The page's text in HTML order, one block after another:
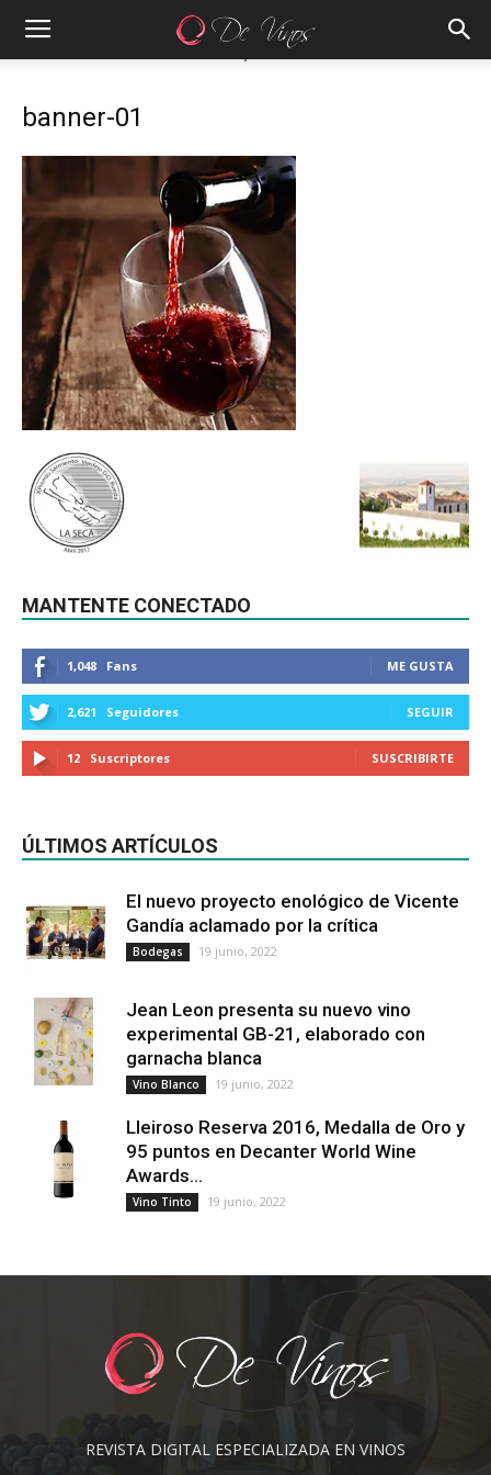
banner-01
MANTENTE CONECTADO
1,048 Fans ME GUSTA
2,621 Seguidores SEGUIR
12 Suscriptores SUSCRIBIRTE
ÚLTIMOS ARTÍCULOS
El nuevo proyecto enológico de Vicente
Gandía aclamado por la crítica
Bodegas 19 junio, 2022
Jean Leon presenta su nuevo vino
experimental GB-21, elaborado con
garnacha blanca
Vino Blanco 19 junio, 2022
Lleiroso Reserva 2016, Medalla de Oro y
95 puntos en Decanter World Wine
Awards...
Vino Tinto 19 junio, 2022
REVISTA DIGITAL ESPECIALIZADA EN VINOS